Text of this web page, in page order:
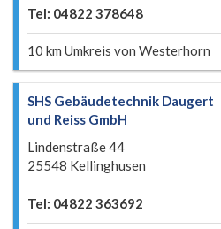
Tel: 04822 378648
10 km Umkreis von Westerhorn
SHS Gebäudetechnik Daugert
und Reiss GmbH
Lindenstraße 44
25548 Kellinghusen
Tel: 04822 363692